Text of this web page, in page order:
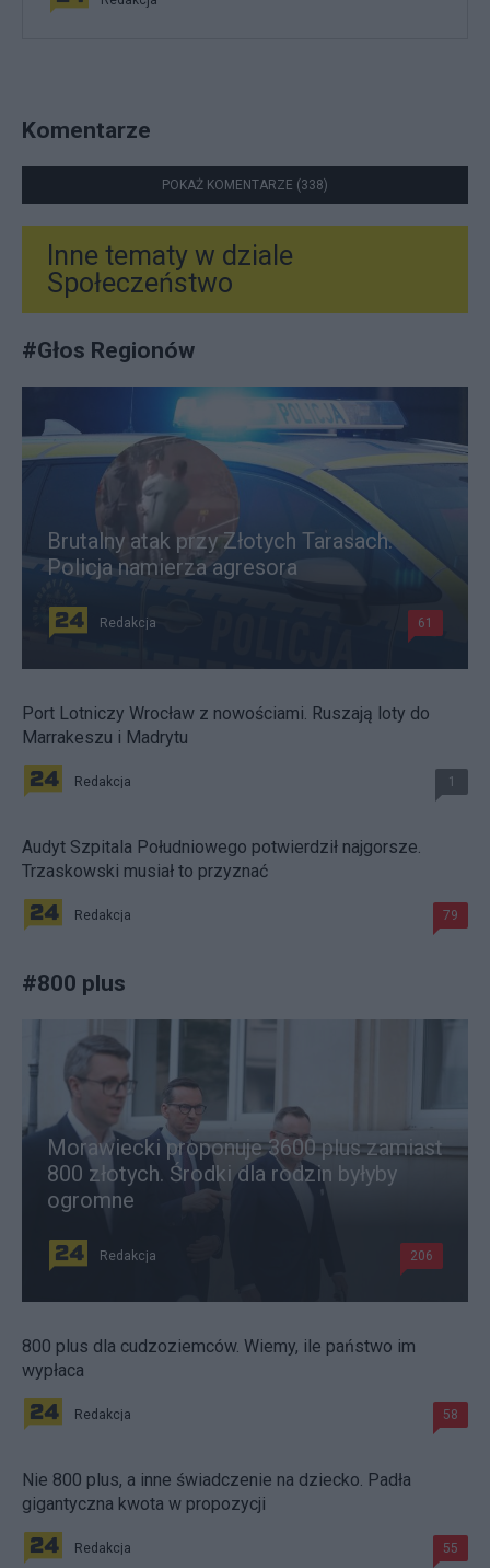
Komentarze
POKAŻ KOMENTARZE (338)
Inne tematy w dziale
Społeczeństwo
#Głos Regionów
Brutalny atak przy Złotych Tarasach.
Policja namierza agresora
Redakcja 61
Port Lotniczy Wrocław z nowościami. Ruszają loty do
Marrakeszu i Madrytu
Redakcja 1
Audyt Szpitala Południowego potwierdził najgorsze.
Trzaskowski musiał to przyznać
Redakcja 79
#800 plus
Morawiecki proponuje 3600 plus zamiast
800 złotych. Środki dla rodzin byłyby
ogromne
Redakcja 206
800 plus dla cudzoziemców. Wiemy, ile państwo im
wypłaca
Redakcja 58
Nie 800 plus, a inne świadczenie na dziecko. Padła
gigantyczna kwota w propozycji
Redakcja 55